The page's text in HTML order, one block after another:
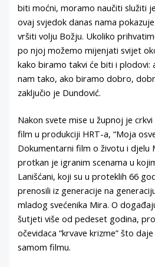
biti moćni, moramo naučiti služiti
ovaj svjedok danas nama
vršiti volju Božju. Ukoliko
po njoj možemo mijenjati svijet
kako biramo takvi će biti i plodovi:
nam tako, ako biramo dobro,
zaključio je Dundović.
Nakon svete mise u župnoj je
film u produkciji HRT-a, “Moja
Dokumentarni film o životu i djelu
protkan je igranim scenama u
Lanišćani, koji su u proteklih 66
prenosili iz generacije na
mladog svećenika Mira. O
šutjeti više od pedeset godina,
očevidaca “krvave krizme” što
samom filmu.